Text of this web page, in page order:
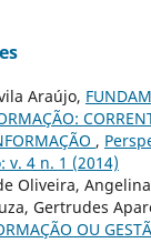
Araújo,
,
v. 4 n. 1 (2014)
Oliveira,
Gertrudes
OU